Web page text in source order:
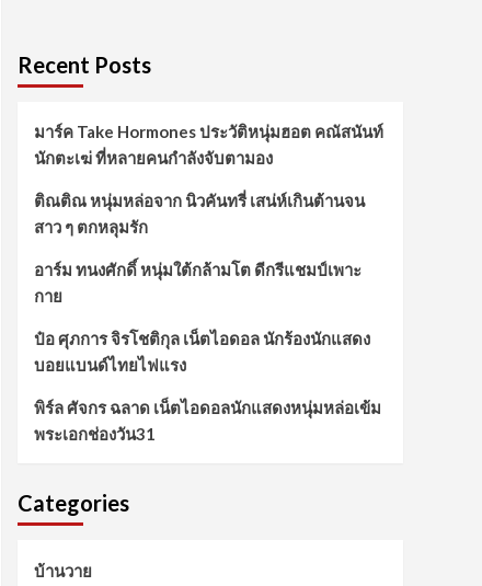
Recent Posts
มาร์ค Take Hormones ประวัติหนุ่มฮอต คณัสนันท์
นักตะเฆ่ ที่หลายคนกำลังจับตามอง
ติณติณ หนุ่มหล่อจาก นิวคันทรี่ เสน่ห์เกินต้านจน
สาว ๆ ตกหลุมรัก
อาร์ม ทนงศักดิ์ หนุ่มใต้กล้ามโต ดีกรีแชมป์เพาะ
กาย
ป๋อ ศุภการ จิรโชติกุล เน็ตไอดอล นักร้องนักแสดง
บอยแบนด์ไทยไฟแรง
พิร์ล ศัจกร ฉลาด เน็ตไอดอลนักแสดงหนุ่มหล่อเข้ม
พระเอกช่องวัน31
Categories
บ้านวาย